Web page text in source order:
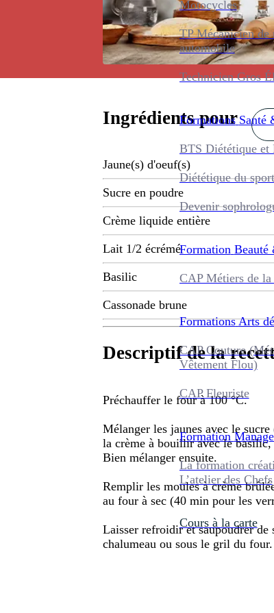
Motocycles
TP Mécanicien de
automobile
Technicien Gros
Formations Santé
BTS Diététique et
Diététique du sport
Devenir
Formation Beauté
CAP Métiers de
Formations Arts
CAP Couture
Vêtement Flou)
CAP Fleuriste
Formation
La formation
L’atelier des Chefs
Cours à la carte
Ingrédients pour
Jaune(s) d'oeuf(s)
Sucre en poudre
Crème liquide entière
Lait 1/2 écrémé
Basilic
Cassonade brune
Descriptif de la
Préchauffer le four à 100 °C.
Mélanger les jaunes avec le
la crème à bouillir avec le
Bien mélanger ensuite.
Remplir les moules à crème
au four à sec (40 min pour les
Laisser refroidir et saupoudrer de
chalumeau ou sous le gril du four.